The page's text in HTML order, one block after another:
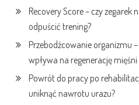
Recovery Score – czy
odpuścić trening?
Przebodźcowanie organizmu
wpływa na regenerację
Powrót do pracy po
uniknąć nawrotu urazu?